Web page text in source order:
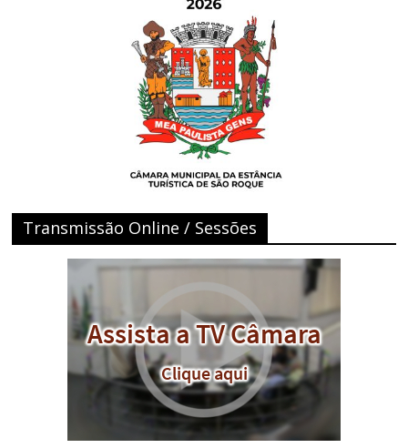
Transmissão Online / Sessões